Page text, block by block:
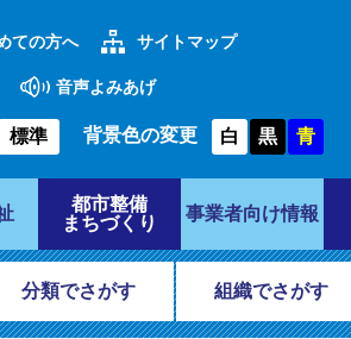
ての方へ サイトマップ
音声よみあげ
標準 背景色の変更 白 黒 青
都市整備
まちづくり
事業者向け情報
分類でさがす 組織でさがす